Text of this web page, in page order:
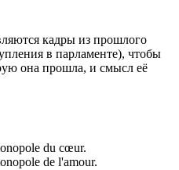
кадры из прошлого
в парламенте), чтобы
она прошла, и смысл её
du cœur.
de l'amour.